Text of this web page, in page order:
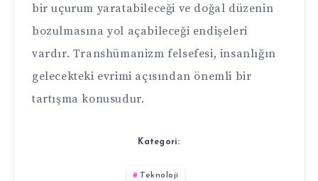
bir uçurum yaratabileceği ve doğal düzenin
bozulmasına yol açabileceği endişeleri
vardır. Transhümanizm felsefesi, insanlığın
gelecekteki evrimi açısından önemli bir
tartışma konusudur.
Kategori:
Teknoloji